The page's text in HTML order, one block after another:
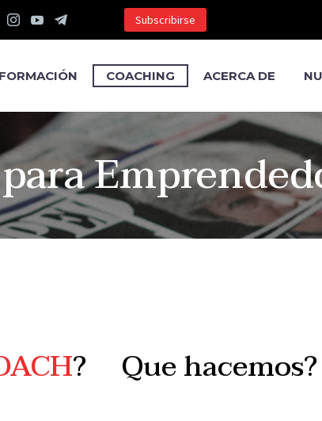
Subscribirse
COACHING ACERCA DE
? Que hacemos?